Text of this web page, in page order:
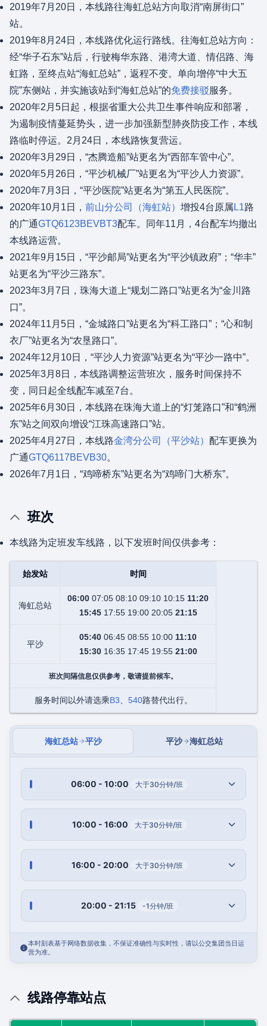
2019年7月20日，本线路往海虹总站方向取消“南屏街口”
站。
2019年8月24日，本线路优化运行路线。往海虹总站方向：
经“华子石东”站后，行驶梅华东路、港湾大道、情侣路、海
虹路，至终点站“海虹总站”，返程不变。单向增停“中大五
院”东侧站，并实施该站到“海虹总站”的免费接驳服务。
2020年2月5日起，根据省重大公共卫生事件响应和部署，
为遏制疫情蔓延势头，进一步加强新型肺炎防疫工作，本线
路临时停运。2月24日，本线路恢复营运。
2020年3月29日，“杰腾造船”站更名为“西部车管中心”。
2020年5月26日，“平沙机械厂”站更名为“平沙人力资源”。
2020年7月3日，“平沙医院”站更名为“第五人民医院”。
2020年10月1日， 前山分公司（海虹站） 增投4台原属 L1路
的广通GTQ6123BEVBT3配车。同年11月，4台配车均撤出
本线路运营。
2021年9月15日，“平沙邮局”站更名为“平沙镇政府”；“华丰”
站更名为“平沙三路东”。
2023年3月7日，珠海大道上“规划二路口”站更名为“金川路
口”。
2024年11月5日，“金城路口”站更名为“科工路口”；“心和制
衣厂”站更名为“农垦路口”。
2024年12月10日，“平沙人力资源”站更名为“平沙一路中”。
2025年3月8日，本线路调整运营班次，服务时间保持不
变，同日起全线配车减至7台。
2025年6月30日，本线路在珠海大道上的“灯笼路口”和“鹤洲
东”站之间双向增设“江珠高速路口”站。
2025年4月27日，本线路金湾分公司（平沙站） 配车更换为
广通GTQ6117BEVB30。
2026年7月1日，“鸡啼桥东”站更名为“鸡啼门大桥东”。
班次
本线路为定班发车线路，以下发班时间仅供参考：
始发站 时间
海虹总站
06:00 07:05 08:10 09:10 10:15 11:20
15:4517:55 19:00 20:05 21:15
平沙
05:40 06:45 08:55 10:00 11:10
15:3016:35 17:45 19:55 21:00
班次间隔信息仅供参考，敬请提前候车。
服务时间以外请选乘B3 540路替代出行。
海虹总站 平沙 平沙 海虹总站
06:00 - 10:00 大于30分钟/班
10:00 - 16:00 大于30分钟/班
16:00 - 20:00 大于30分钟/班
20:00 - 21:15 -1分钟/班
本时刻表基于网络数据收集，不保证准确性与实时性，请以公交集团当日运
营为准。
线路停靠站点